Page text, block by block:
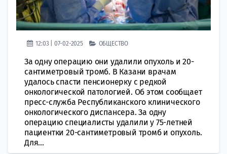
12:03 | 07-02-2025 ОБЩЕСТВО
За одну операцию они удалили опухоль и 20-
сантиметровый тромб. В Казани врачам
удалось спасти пенсионерку с редкой
онкологической патологией. Об этом сообщает
пресс-служба Республиканского клинического
онкологического диспансера. За одну
операцию специалисты удалили у 75-летней
пациентки 20-сантиметровый тромб и опухоль.
Для...